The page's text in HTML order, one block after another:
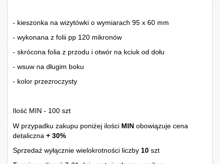
- kieszonka na wizytówki o wymiarach 95 x 60 mm
- wykonana z folii pp 120 mikronów
- skrócona folia z przodu i otwór na kciuk od dołu
- wsuw na długim boku
- kolor przezroczysty
Ilość MIN - 100 szt
W przypadku zakupu poniżej ilości MIN obowiązuje cena
detaliczna + 30%
Sprzedaż wyłącznie wielokrotności liczby 10 szt